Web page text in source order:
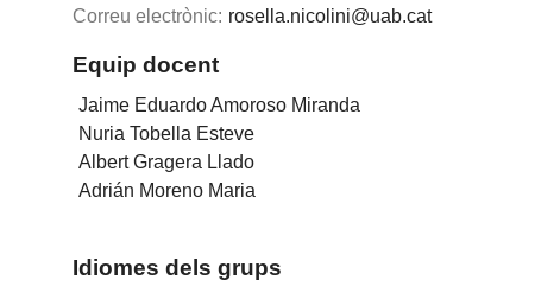
Correu electrònic: rosella.nicolini@uab.cat
Equip docent
Jaime Eduardo Amoroso Miranda
Nuria Tobella Esteve
Albert Gragera Llado
Adrián Moreno Maria
Idiomes dels grups